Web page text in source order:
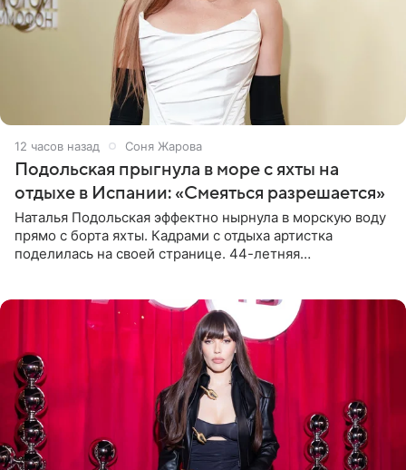
12 часов назад Соня Жарова
Подольская прыгнула в море с яхты на
отдыхе в Испании: «Смеяться разрешается»
Наталья Подольская эффектно нырнула в морскую воду
прямо с борта яхты. Кадрами с отдыха артистка
поделилась на своей странице. 44-летняя